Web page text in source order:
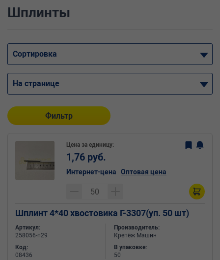
Шплинты
Сортировка
На странице
Фильтр
Шплинт 4*40 хвостовика Г-3307(уп. 50 шт)
Артикул:
258056-п29
Код:
08436
Производитель:
Крепёж Машин
В упаковке:
50
Цена за единицу:
1,76 руб.
Интернет-цена Оптовая цена